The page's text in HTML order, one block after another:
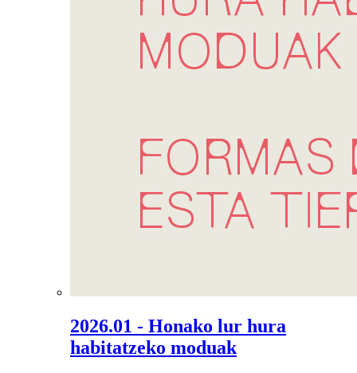
2026.01 - Honako lur hura
habitatzeko moduak